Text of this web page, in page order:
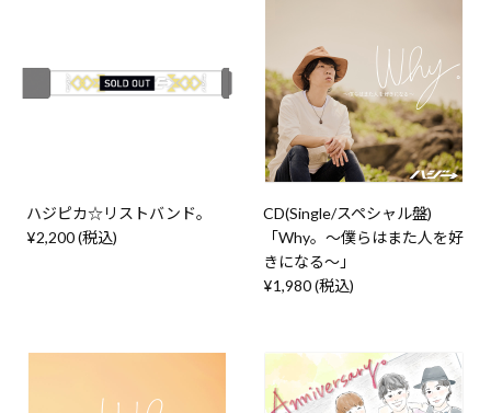
ハジピカ☆リストバンド。
¥2,200 (税込)
CD(Single/スペシャル盤)
「Why。〜僕らはまた人を好
きになる〜」
¥1,980 (税込)